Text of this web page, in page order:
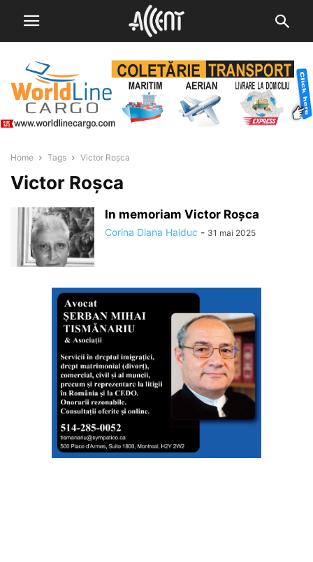
Home Tags Victor Roșca
Victor Roșca
In memoriam Victor Roșca
Corina Diana Haiduc - 31 mai 2025